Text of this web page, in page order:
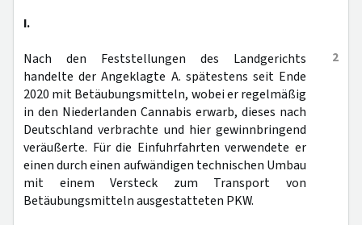
I.
2
Nach den Feststellungen des Landgerichts
handelte der Angeklagte A. spätestens seit Ende
2020 mit Betäubungsmitteln, wobei er regelmäßig
in den Niederlanden Cannabis erwarb, dieses nach
Deutschland verbrachte und hier gewinnbringend
veräußerte. Für die Einfuhrfahrten verwendete er
einen durch einen aufwändigen technischen Umbau
mit einem Versteck zum Transport von
Betäubungsmitteln ausgestatteten PKW.